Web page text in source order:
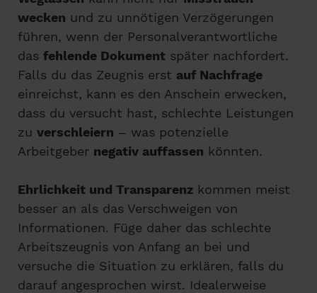
wecken und zu unnötigen Verzögerungen
führen, wenn der Personalverantwortliche
das fehlende Dokument später nachfordert.
Falls du das Zeugnis erst auf Nachfrage
einreichst, kann es den Anschein erwecken,
dass du versucht hast, schlechte Leistungen
zu verschleiern – was potenzielle
Arbeitgeber negativ auffassen könnten.
Ehrlichkeit und Transparenz kommen meist
besser an als das Verschweigen von
Informationen. Füge daher das schlechte
Arbeitszeugnis von Anfang an bei und
versuche die Situation zu erklären, falls du
darauf angesprochen wirst. Idealerweise